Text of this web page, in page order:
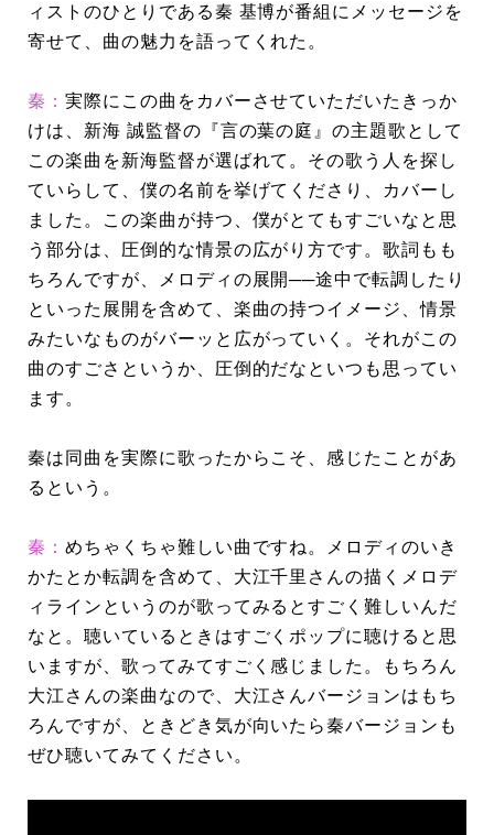
ィストのひとりである秦 基博が番組にメッセージを
寄せて、曲の魅力を語ってくれた。
秦： 実際にこの曲をカバーさせていただいたきっか
けは、新海 誠監督の『言の葉の庭』の主題歌として
この楽曲を新海監督が選ばれて。その歌う人を探し
ていらして、僕の名前を挙げてくださり、カバーし
ました。この楽曲が持つ、僕がとてもすごいなと思
う部分は、圧倒的な情景の広がり方です。歌詞もも
ちろんですが、メロディの展開──途中で転調したり
といった展開を含めて、楽曲の持つイメージ、情景
みたいなものがバーッと広がっていく。それがこの
曲のすごさというか、圧倒的だなといつも思ってい
ます。
秦は同曲を実際に歌ったからこそ、感じたことがあ
るという。
秦： めちゃくちゃ難しい曲ですね。メロディのいき
かたとか転調を含めて、大江千里さんの描くメロデ
ィラインというのが歌ってみるとすごく難しいんだ
なと。聴いているときはすごくポップに聴けると思
いますが、歌ってみてすごく感じました。もちろん
大江さんの楽曲なので、大江さんバージョンはもち
ろんですが、ときどき気が向いたら秦バージョンも
ぜひ聴いてみてください。